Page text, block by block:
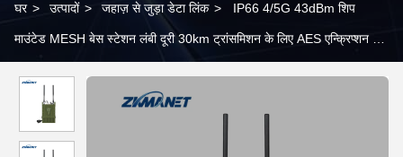
घर > उत्पादों > जहाज़ से जुड़ा डेटा लिंक > IP66 4/5G 43dBm शिप
माउंटेड MESH बेस स्टेशन लंबी दूरी 30km ट्रांसमिशन के लिए AES एन्क्रिप्शन के